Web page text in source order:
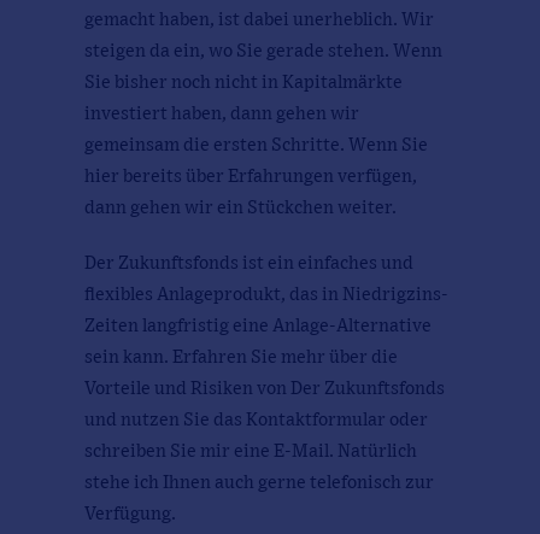
gemacht haben, ist dabei unerheblich. Wir
steigen da ein, wo Sie gerade stehen. Wenn
Sie bisher noch nicht in Kapitalmärkte
investiert haben, dann gehen wir
gemeinsam die ersten Schritte. Wenn Sie
hier bereits über Erfahrungen verfügen,
dann gehen wir ein Stückchen weiter.
Der Zukunftsfonds ist ein einfaches und
flexibles Anlageprodukt, das in Niedrigzins-
Zeiten langfristig eine Anlage-Alternative
sein kann. Erfahren Sie mehr über die
Vorteile und Risiken von Der Zukunftsfonds
und nutzen Sie das Kontaktformular oder
schreiben Sie mir eine E-Mail. Natürlich
stehe ich Ihnen auch gerne telefonisch zur
Verfügung.